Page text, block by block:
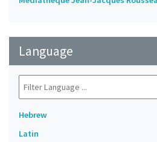
Language
Hebrew
Latin